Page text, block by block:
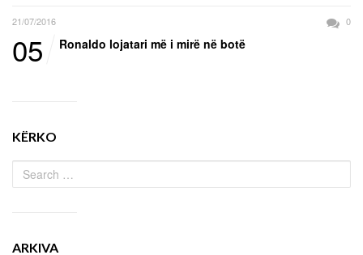
21/07/2016 0
05 Ronaldo lojatari më i mirë në botë
KËRKO
ARKIVA